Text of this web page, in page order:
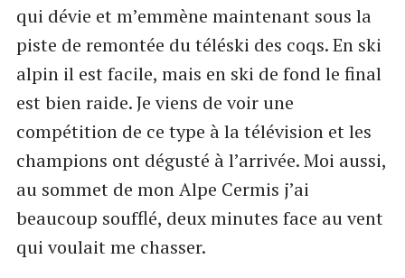
qui dévie et m’emmène maintenant sous la
piste de remontée du téléski des coqs. En ski
alpin il est facile, mais en ski de fond le final
est bien raide. Je viens de voir une
compétition de ce type à la télévision et les
champions ont dégusté à l’arrivée. Moi aussi,
au sommet de mon Alpe Cermis j’ai
beaucoup soufflé, deux minutes face au vent
qui voulait me chasser.